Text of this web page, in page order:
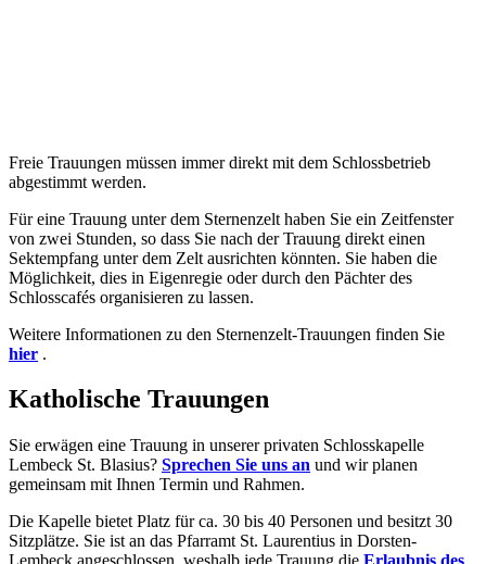
Freie Trauungen müssen immer direkt mit dem Schlossbetrieb
abgestimmt werden.
Für eine Trauung unter dem Sternenzelt haben Sie ein Zeitfenster
von zwei Stunden, so dass Sie nach der Trauung direkt einen
Sektempfang unter dem Zelt ausrichten könnten. Sie haben die
Möglichkeit, dies in Eigenregie oder durch den Pächter des
Schlosscafés organisieren zu lassen.
Weitere Informationen zu den Sternenzelt-Trauungen finden Sie
hier .
Katholische Trauungen
Sie erwägen eine Trauung in unserer privaten Schlosskapelle
Lembeck St. Blasius? Sprechen Sie uns an und wir planen
gemeinsam mit Ihnen Termin und Rahmen.
Die Kapelle bietet Platz für ca. 30 bis 40 Personen und besitzt 30
Sitzplätze. Sie ist an das Pfarramt St. Laurentius in Dorsten-